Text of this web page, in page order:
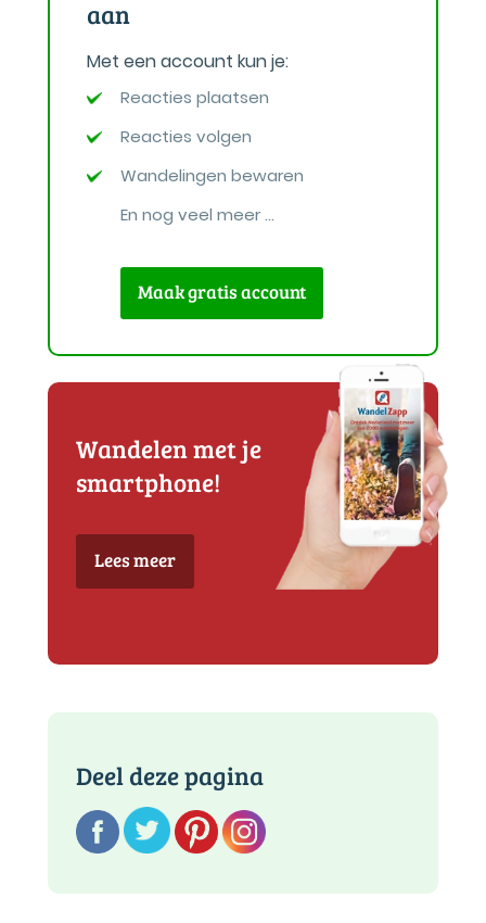
aan
Met een account kun je:
Reacties plaatsen
Reacties volgen
Wandelingen bewaren
En nog veel meer ...
Maak gratis account
Wandelen met je
smartphone!
Lees meer
Deel deze pagina